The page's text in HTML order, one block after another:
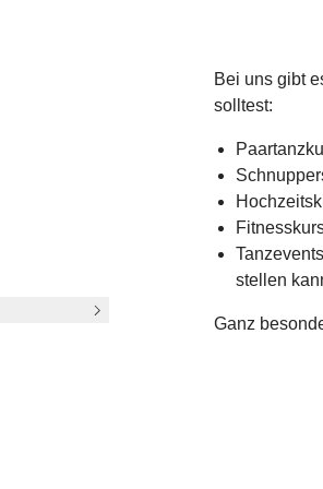
Bei uns gibt
solltest:
stellen
Ganz